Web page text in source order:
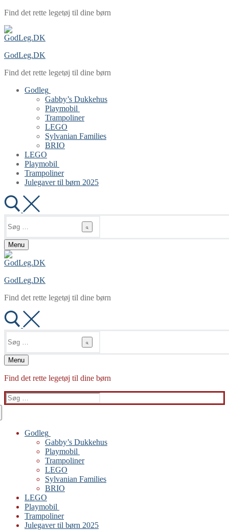
Spring
indhold
Menu
Luk
Find det rette legetøj til dine børn
GodLeg.DK
Find det rette legetøj til dine børn
Godleg
Gabby’s Dukkehus
Playmobil
Trampoliner
LEGO
Sylvanian Families
BRIO
LEGO
Playmobil
Trampoliner
Julegaver til børn 2025
efter:
Menu
GodLeg.DK
Find det rette legetøj til dine børn
efter:
Menu
Find det rette legetøj til dine børn
Søg
efter:
Godleg
Gabby’s Dukkehus
Playmobil
Trampoliner
LEGO
Sylvanian Families
BRIO
LEGO
Playmobil
Trampoliner
Julegaver til børn 2025